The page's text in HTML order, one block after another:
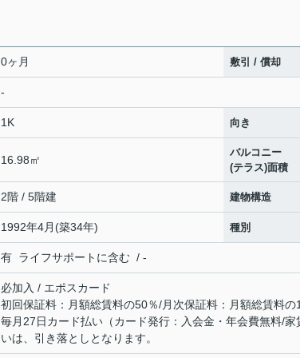
0ヶ月 敷引 / 償却
-
1K 向き
16.98㎡
バルコニー
(テラス)面積
2階 / 5階建 建物構造
1992年4月(築34年) 種別
有 ライフサポートに含む / -
必加入 / エポスカード
初回保証料：月額総賃料の50％/月次保証料：月額総賃料の
毎月27日カード払い（カード発行：入会金・年会費無料/
いは、引き落としとなります。